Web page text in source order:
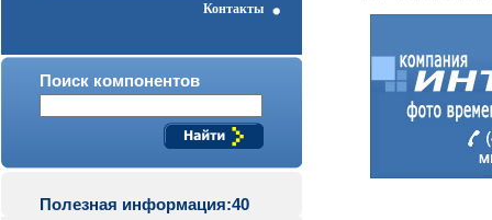
Контакты
Поиск компонентов
Полезная информация:40